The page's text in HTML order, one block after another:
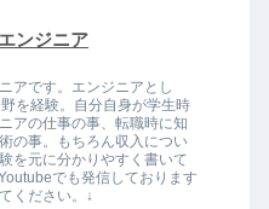
ンジニア
アです。エンジニアとし
を経験。自分自身が学生時
アの仕事の事、転職時に知
の事。もちろん収入につい
を元に分かりやすく書いて
でも発信しております
ください。↓